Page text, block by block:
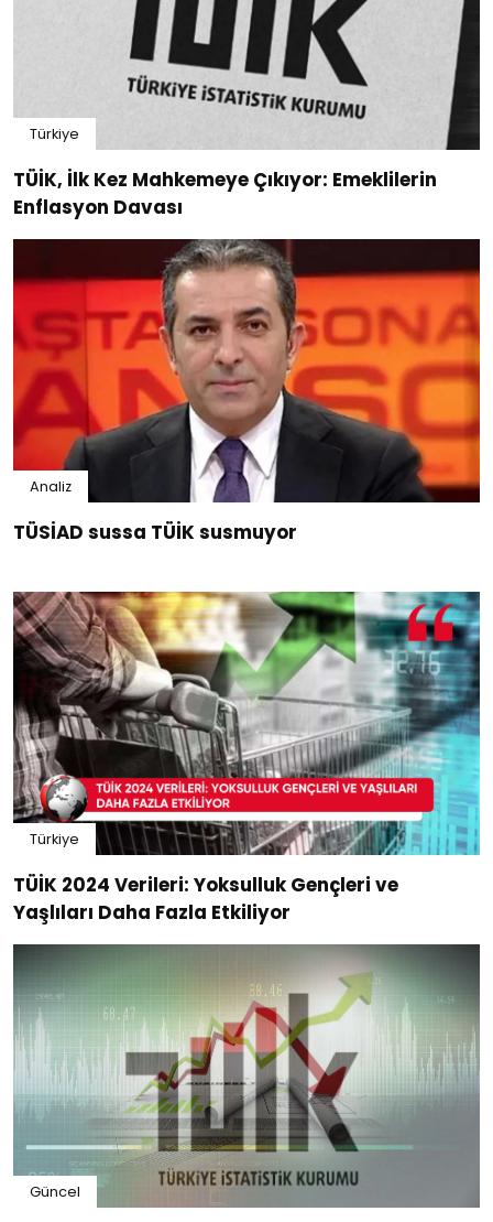
Türkiye
TÜİK, İlk Kez Mahkemeye Çıkıyor: Emeklilerin
Enflasyon Davası
Analiz
TÜSİAD sussa TÜİK susmuyor
Türkiye
TÜİK 2024 Verileri: Yoksulluk Gençleri ve
Yaşlıları Daha Fazla Etkiliyor
Güncel